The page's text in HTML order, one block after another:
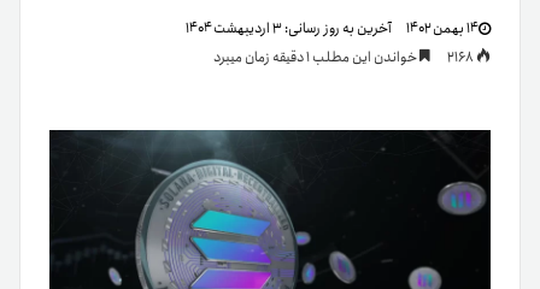
۱۴ بهمن ۱۴۰۲ آخرین به روز رسانی:۳ اردیبهشت ۱۴۰۴
خواندن این مطلب 1 دقیقه زمان میبرد